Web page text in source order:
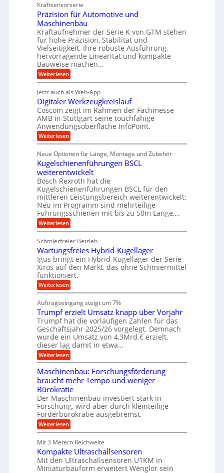
c
h
i
n
d
e
t
r
i
e
b
e
f
ü
r
r
a
e
U
m
g
e
b
u
n
g
e
n
n
d
A
u
f
t
r
a
s
i
n
g
a
n
g
l
o
s
e
,
w
e
n
i
g
e
r
S
t
e
l
e
n
h
n
s
t
a
n
g
e
n
g
e
t
r
i
e
b
e
f
ü
r
r
ä
i
s
e
H
u
b
b
e
w
e
g
u
n
g
e
n
Kraftsensorserie
Präzision für Automotive und
Maschinenbau
Kraftaufnehmer der Serie K von GTM stehen
für hohe Präzision, Stabilität und
Vielseitigkeit. Ihre robuste Ausführung,
hervorragende Linearität und kompakte
Bauweise machen…
Weiterlesen:
P
ä
z
i
s
i
o
n
f
r
A
u
t
o
m
o
t
i
v
e
n
d
M
a
s
c
h
i
e
n
b
a
u
Jetzt auch als Web-App
Digitaler Werkzeugkreislauf
Coscom zeigt im Rahmen der Fachmesse
AMB in Stuttgart seine touchfähige
Anwendungsoberfläche InfoPoint.
Weiterlesen:
D
g
i
t
a
l
e
r
W
e
r
k
z
e
u
g
k
r
e
i
s
a
u
f
Neue Optionen für Länge, Montage und Zubehör
Kugelschienenführungen BSCL
weiterentwickelt
Bosch Rexroth hat die
Kugelschienenführungen BSCL für den
mittleren Leistungsbereich weiterentwickelt:
Neu im Programm sind mehrteilige
Führungsschienen mit bis zu 50m Länge,…
Weiterlesen:
K
g
e
l
s
c
h
i
e
e
n
f
ü
h
r
u
n
g
e
B
S
C
L
w
e
i
t
e
e
n
t
Schmierfreier Betrieb
Wartungsfreies Hybrid-Kugellager
Igus bringt ein Hybrid-Kugellager der Serie
Xiros auf den Markt, das ohne Schmiermittel
funktioniert.
Weiterlesen:
W
r
t
u
n
g
s
f
r
e
i
e
s
H
y
b
r
i
d
-
u
g
e
l
Auftragseingang steigt um 7%
Trumpf erzielt Umsatz knapp über Vorjahr
Trumpf hat die vorläufigen Zahlen für das
Geschäftsjahr 2025/26 vorgelegt. Demnach
wurde ein Umsatz von 4,3Mrd.€ erzielt,
dieser lag damit in etwa…
Weiterlesen:
T
u
m
p
f
e
r
z
i
e
t
U
m
s
Maschinenbau: Forschungsförderung
braucht mehr Tempo und weniger
Bürokratie
Der Maschinenbau investiert stark in
Forschung, wird aber durch kleinteilige
Förderbürokratie ausgebremst.
Weiterlesen:
M
s
c
h
i
Mit 3 Metern Reichweite
Kompakte Ultraschallsensoren
Mit den Ultraschallsensoren U1KM in
Miniaturbauform erweitert Wenglor sein